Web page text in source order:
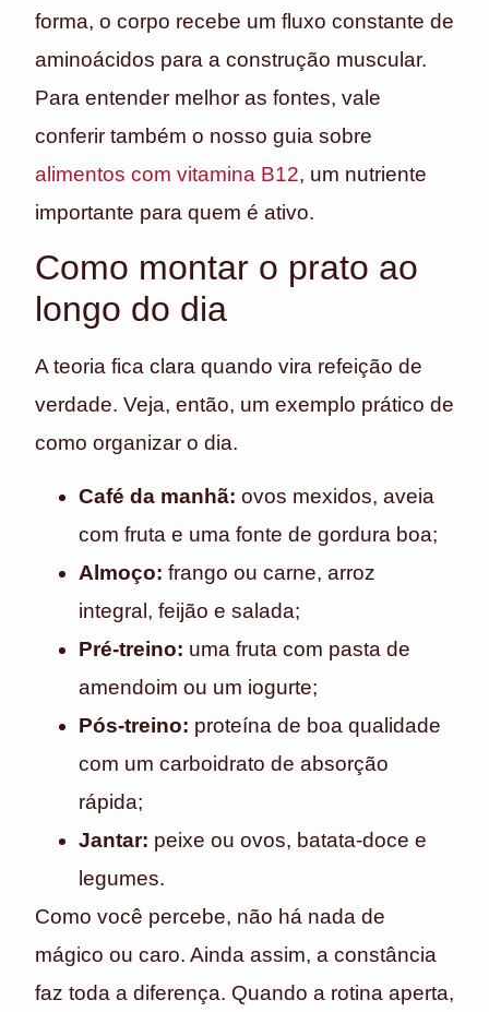
forma, o corpo recebe um fluxo constante de
aminoácidos para a construção muscular.
Para entender melhor as fontes, vale
conferir também o nosso guia sobre
alimentos com vitamina B12, um nutriente
importante para quem é ativo.
Como montar o prato ao
longo do dia
A teoria fica clara quando vira refeição de
verdade. Veja, então, um exemplo prático de
como organizar o dia.
Café da manhã: ovos mexidos, aveia
com fruta e uma fonte de gordura boa;
Almoço: frango ou carne, arroz
integral, feijão e salada;
Pré-treino: uma fruta com pasta de
amendoim ou um iogurte;
Pós-treino: proteína de boa qualidade
com um carboidrato de absorção
rápida;
Jantar: peixe ou ovos, batata-doce e
legumes.
Como você percebe, não há nada de
mágico ou caro. Ainda assim, a constância
faz toda a diferença. Quando a rotina aperta,